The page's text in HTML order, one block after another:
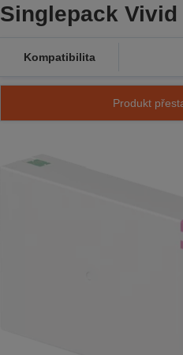
Singlepack Vivid
Kompatibilita
Produkt